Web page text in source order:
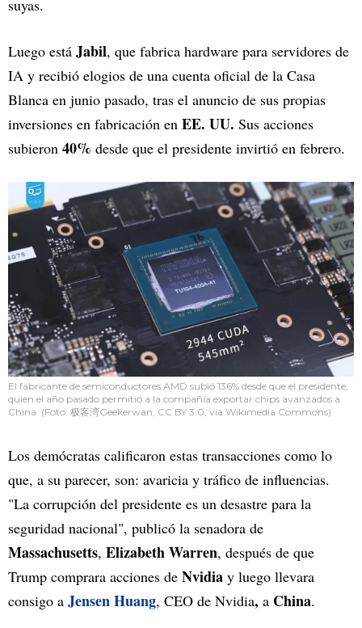
suyas.
Luego está Jabil, que fabrica hardware para servidores de
IA y recibió elogios de una cuenta oficial de la Casa
Blanca en junio pasado, tras el anuncio de sus propias
inversiones en fabricación en EE. UU. Sus acciones
subieron 40% desde que el presidente invirtió en febrero.
El fabricante de semiconductores AMD subió 136% desde que el presidente,
quien el año pasado permitió a la compañía exportar chips avanzados a
China (Foto: 极客湾Geekerwan, CC BY 3.0, via Wikimedia Commons)
Los demócratas calificaron estas transacciones como lo
que, a su parecer, son: avaricia y tráfico de influencias.
"La corrupción del presidente es un desastre para la
seguridad nacional", publicó la senadora de
Massachusetts, Elizabeth Warren, después de que
Trump comprara acciones de Nvidia y luego llevara
consigo a Jensen Huang, CEO de Nvidia, a China.